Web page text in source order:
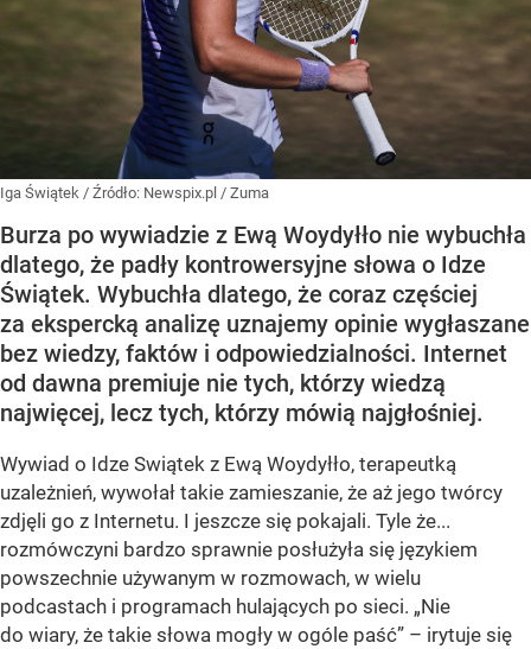
Iga Świątek / Źródło: Newspix.pl / Zuma
Burza po wywiadzie z Ewą Woydyłło nie wybuchła
dlatego, że padły kontrowersyjne słowa o Idze
Świątek. Wybuchła dlatego, że coraz częściej
za ekspercką analizę uznajemy opinie wygłaszane
bez wiedzy, faktów i odpowiedzialności. Internet
od dawna premiuje nie tych, którzy wiedzą
najwięcej, lecz tych, którzy mówią najgłośniej.
Wywiad o Idze Swiątek z Ewą Woydyłło, terapeutką
uzależnień, wywołał takie zamieszanie, że aż jego twórcy
zdjęli go z Internetu. I jeszcze się pokajali. Tyle że...
rozmówczyni bardzo sprawnie posłużyła się językiem
powszechnie używanym w rozmowach, w wielu
podcastach i programach hulających po sieci. „Nie
do wiary, że takie słowa mogły w ogóle paść” – irytuje się